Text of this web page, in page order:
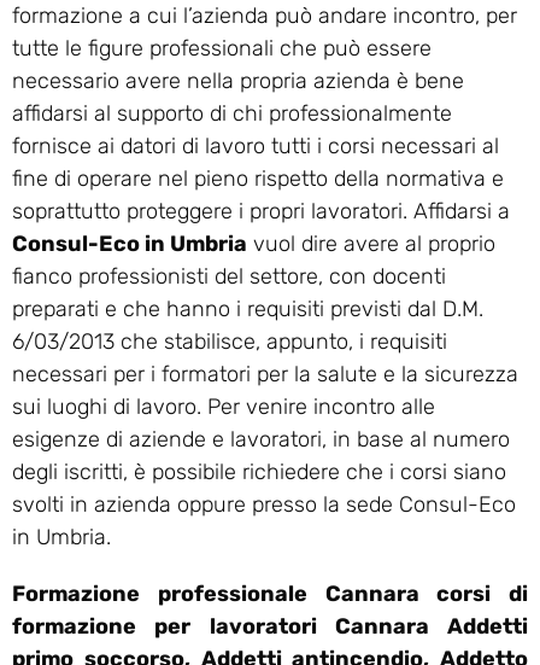
formazione a cui l’azienda può andare incontro, per
tutte le figure professionali che può essere
necessario avere nella propria azienda è bene
affidarsi al supporto di chi professionalmente
fornisce ai datori di lavoro tutti i corsi necessari al
fine di operare nel pieno rispetto della normativa e
soprattutto proteggere i propri lavoratori. Affidarsi a
Consul-Eco in Umbria vuol dire avere al proprio
fianco professionisti del settore, con docenti
preparati e che hanno i requisiti previsti dal D.M.
6/03/2013 che stabilisce, appunto, i requisiti
necessari per i formatori per la salute e la sicurezza
sui luoghi di lavoro. Per venire incontro alle
esigenze di aziende e lavoratori, in base al numero
degli iscritti, è possibile richiedere che i corsi siano
svolti in azienda oppure presso la sede Consul-Eco
in Umbria.
Formazione professionale Cannara corsi di
formazione per lavoratori Cannara Addetti
primo soccorso, Addetti antincendio, Addetto